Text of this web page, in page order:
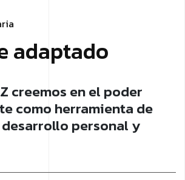
ria
adaptado
creemos en el poder
como herramienta de
personal y